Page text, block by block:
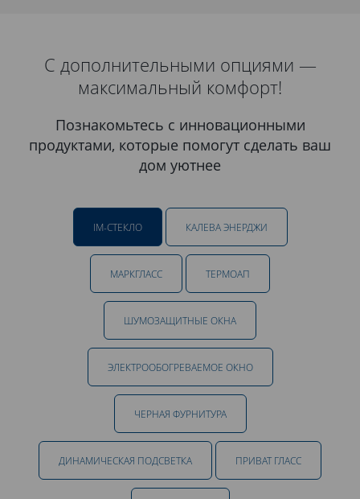
С дополнительными опциями —
максимальный комфорт!
Познакомьтесь с инновационными
продуктами, которые помогут сделать ваш
дом уютнее
IM-СТЕКЛО КАЛЕВА ЭНЕРДЖИ
МАРКГЛАСС ТЕРМОАП
ШУМОЗАЩИТНЫЕ ОКНА
ЭЛЕКТРООБОГРЕВАЕМОЕ ОКНО
ЧЕРНАЯ ФУРНИТУРА
ДИНАМИЧЕСКАЯ ПОДСВЕТКА ПРИВАТ ГЛАСС